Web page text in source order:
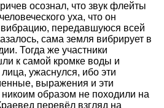
осознал, что звук флейты
уха, что он
передавшуюся всей
сама земля вибрирует в
Тогда же участники
к самой кромке воды и
ужаснулся, ибо эти
выражения и эти
образом не походили на
перевёл взгляд на